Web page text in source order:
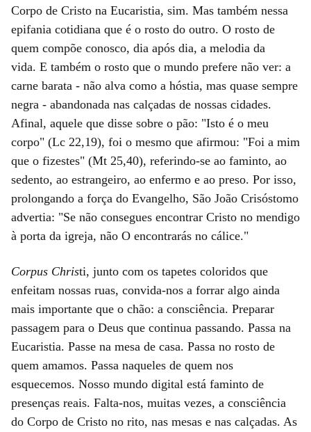
Corpo de Cristo na Eucaristia, sim. Mas também nessa
epifania cotidiana que é o rosto do outro. O rosto de
quem compõe conosco, dia após dia, a melodia da
vida. E também o rosto que o mundo prefere não ver: a
carne barata - não alva como a hóstia, mas quase sempre
negra - abandonada nas calçadas de nossas cidades.
Afinal, aquele que disse sobre o pão: "Isto é o meu
corpo" (Lc 22,19), foi o mesmo que afirmou: "Foi a mim
que o fizestes" (Mt 25,40), referindo-se ao faminto, ao
sedento, ao estrangeiro, ao enfermo e ao preso. Por isso,
prolongando a força do Evangelho, São João Crisóstomo
advertia: "Se não consegues encontrar Cristo no mendigo
à porta da igreja, não O encontrarás no cálice."
Corpus Christi, junto com os tapetes coloridos que
enfeitam nossas ruas, convida-nos a forrar algo ainda
mais importante que o chão: a consciência. Preparar
passagem para o Deus que continua passando. Passa na
Eucaristia. Passe na mesa de casa. Passa no rosto de
quem amamos. Passa naqueles de quem nos
esquecemos. Nosso mundo digital está faminto de
presenças reais. Falta-nos, muitas vezes, a consciência
do Corpo de Cristo no rito, nas mesas e nas calçadas. As